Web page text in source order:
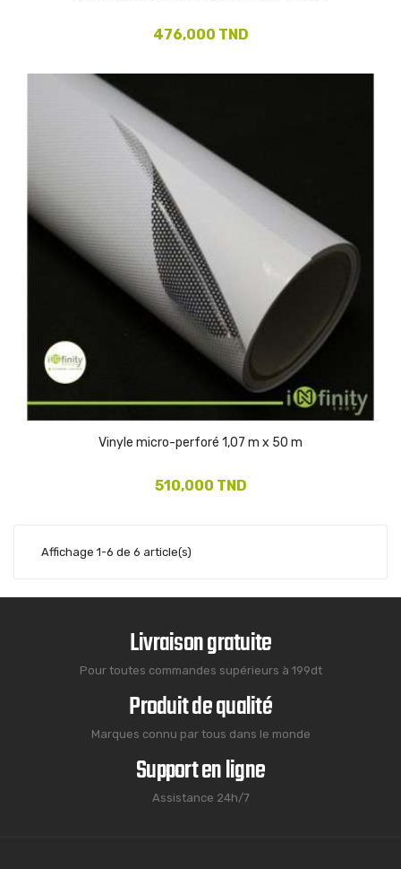
476,000 TND
Vinyle micro-perforé 1,07 m x 50 m
510,000 TND
Affichage 1-6 de 6 article(s)
Livraison gratuite
Pour toutes commandes supérieurs à 199dt
Produit de qualité
Marques connu par tous dans le monde
Support en ligne
Assistance 24h/7